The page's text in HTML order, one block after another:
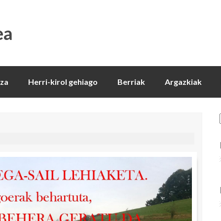
Herri-kirol gehiago Berriak Argazkiak